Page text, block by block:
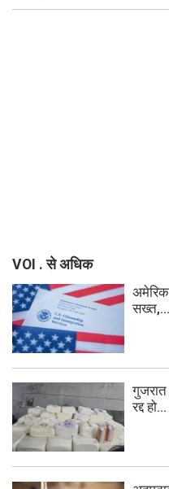
VOI . से अधिक
सख्त,...
गुजरात
रद्द हो...